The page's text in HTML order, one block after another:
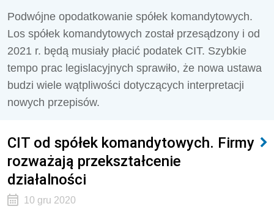
Podwójne opodatkowanie spółek komandytowych.
Los spółek komandytowych został przesądzony i od
2021 r. będą musiały płacić podatek CIT. Szybkie
tempo prac legislacyjnych sprawiło, że nowa ustawa
budzi wiele wątpliwości dotyczących interpretacji
nowych przepisów.
CIT od spółek komandytowych. Firmy
rozważają przekształcenie
działalności
10 gru 2020